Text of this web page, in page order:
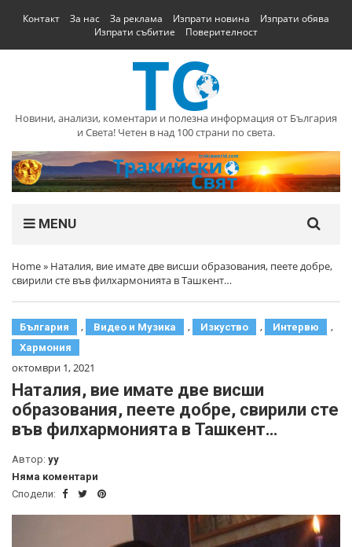
Контакт За нас За реклама Изпрати новина
Изпрати обява
Изпрати събитие
Поверителност
Новини, анализи, коментари и полезна информация от България
и Света! Четен в над 100 страни по света.
MENU
Home» Наталия, вие имате две висши образования, пеете добре,
свирили сте във филхармонията в Ташкент…
България , Видео и Музика , Изкуство , Интервю ,
Хармония
октомври 1, 2021
Наталия, вие имате две висши
образования, пеете добре, свирили сте
във филхармонията в Ташкент…
Автор: yy
Няма коментари
Сподели: